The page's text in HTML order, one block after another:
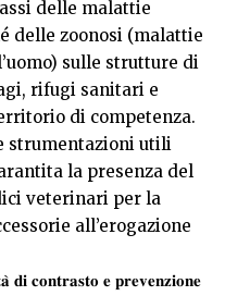
delle malattie
delle zoonosi (malattie
sulle strutture di
rifugi sanitari e
di competenza.
strumentazioni utili
la presenza del
veterinari per la
all’erogazione
𝐜𝐨𝐧𝐭𝐫𝐚𝐬𝐭𝐨 𝐞 𝐩𝐫𝐞𝐯𝐞𝐧𝐳𝐢𝐨𝐧𝐞